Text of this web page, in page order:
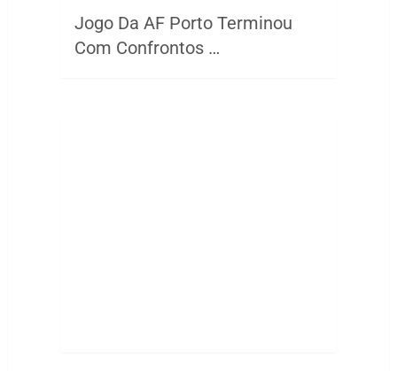
Jogo Da AF Porto Terminou
Com Confrontos …